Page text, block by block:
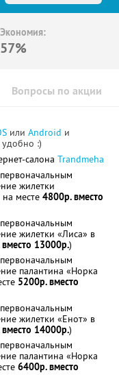
Экономия:
57%
Вопросы по акции
или Android и
:)
салона Trandmeha
жилетки
месте 4800р. вместо
жилетки «Лиса» в
13000р.)
палантина «Норка
5200р. вместо
жилетки «Енот» в
14000р.)
палантина «Норка
6400р. вместо